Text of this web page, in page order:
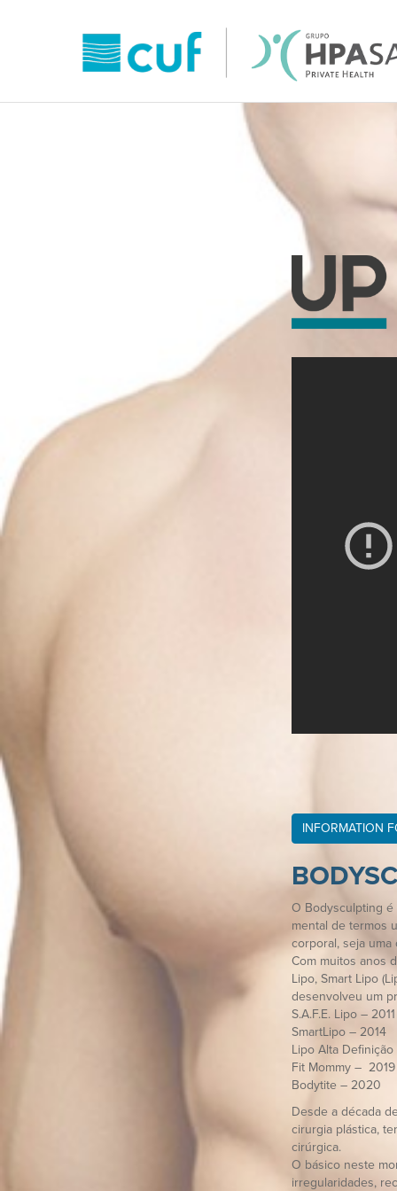
INFORMATION
O Bodysculpting é
mental de termos
corporal, seja uma
Com muitos anos
Lipo, Smart Lipo
desenvolveu um
S.A.F.E. Lipo – 2011
SmartLipo – 2014
Lipo Alta
Fit Mommy – 2019
Bodytite – 2020
Desde a década
cirurgia plástica,
cirúrgica.
O básico neste
irregularidades,